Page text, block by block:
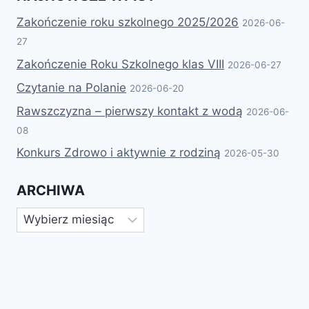
Zakończenie roku szkolnego 2025/2026 2026-06-
27
Zakończenie Roku Szkolnego klas VIII 2026-06-27
Czytanie na Polanie 2026-06-20
Rawszczyzna – pierwszy kontakt z wodą 2026-06-
08
Konkurs Zdrowo i aktywnie z rodziną 2026-05-30
ARCHIWA